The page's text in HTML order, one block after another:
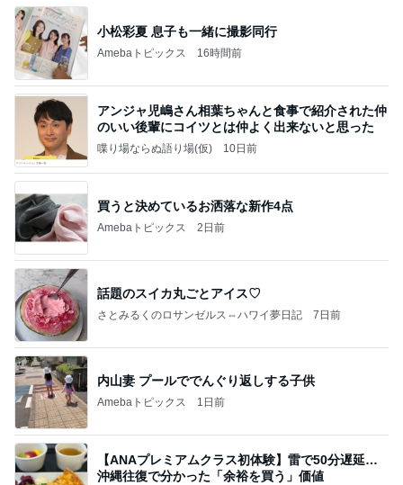
小松彩夏 息子も一緒に撮影同行
Amebaトピックス 16時間前
アンジャ児嶋さん相葉ちゃんと食事で紹介された仲
のいい後輩にコイツとは仲よく出来ないと思った
喋り場ならぬ語り場(仮) 10日前
買うと決めているお洒落な新作4点
Amebaトピックス 2日前
話題のスイカ丸ごとアイス♡
さとみるくのロサンゼルス⇔ハワイ夢日記 7日前
内山妻 プールででんぐり返しする子供
Amebaトピックス 1日前
【ANAプレミアムクラス初体験】雷で50分遅延…
沖縄往復で分かった「余裕を買う」価値